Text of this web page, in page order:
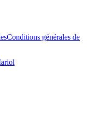
Conditions générales de